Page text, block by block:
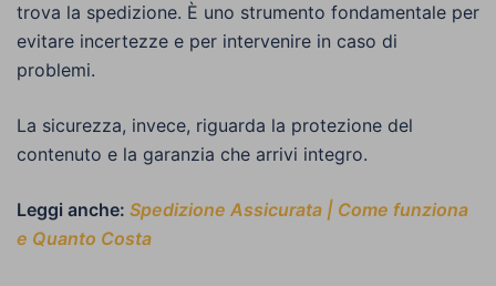
trova la spedizione. È uno strumento fondamentale per
evitare incertezze e per intervenire in caso di
problemi.
La sicurezza, invece, riguarda la protezione del
contenuto e la garanzia che arrivi integro.
Leggi anche: Spedizione Assicurata | Come funziona
e Quanto Costa